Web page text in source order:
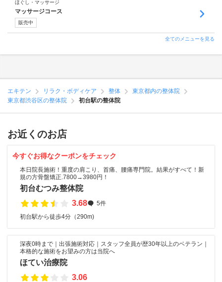
ほぐし・マッサージ
マッサージコース
販売中
全てのメニューを見る
エキテン リラク・ボディケア 整体
東京都内の整体院
東京都渋谷区の整体院
初台駅の整体院
お近くのお店
今すぐお得なクーポンをチェック
本日院長施術！重度の肩こり、首痛、腰痛専門院。結果がすべて！新
規の方骨盤矯正.7800→3980円！
初台むつみ整体院
3.68
5件
初台駅から徒歩4分（290m)
深夜0時まで｜出張施術対応｜スタッフ全員が歴30年以上のベテラン｜
本格的な施術をお望みの方は当院へ
ほてい治療院
3.06